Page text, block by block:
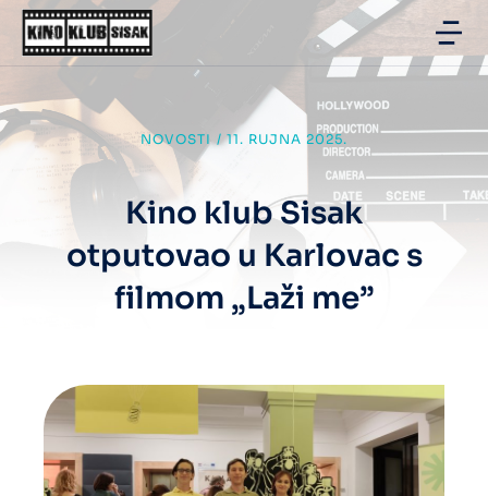
NOVOSTI / 11. RUJNA 2025.
Kino klub Sisak
otputovao u Karlovac s
filmom „Laži me”